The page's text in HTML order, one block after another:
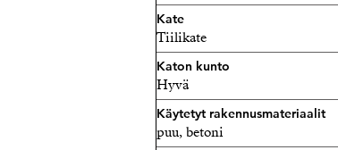
Kate
Tiilikate
Katon kunto
Hyvä
Käytetyt rakennusmateriaalit
puu, betoni